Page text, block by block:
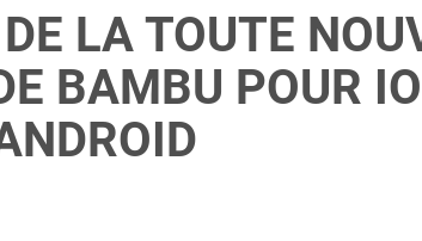
LA TOUTE
BAMBU POUR